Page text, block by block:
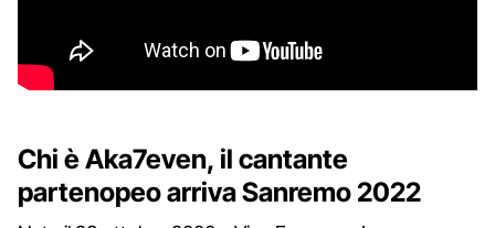
Chi è Aka7even, il cantante
partenopeo arriva Sanremo 2022